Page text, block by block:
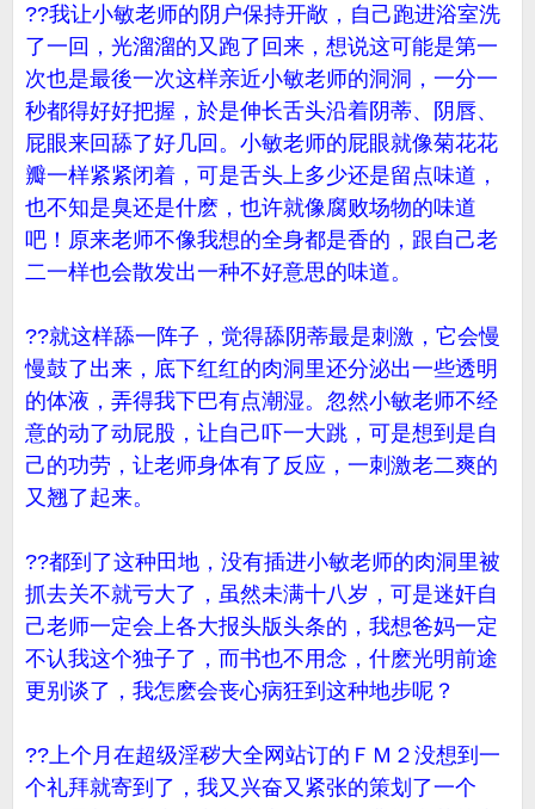
??我让小敏老师的阴户保持开敞，自己跑进浴室洗
了一回，光溜溜的又跑了回来，想说这可能是第一
次也是最後一次这样亲近小敏老师的洞洞，一分一
秒都得好好把握，於是伸长舌头沿着阴蒂、阴唇、
屁眼来回舔了好几回。小敏老师的屁眼就像菊花花
瓣一样紧紧闭着，可是舌头上多少还是留点味道，
也不知是臭还是什麽，也许就像腐败场物的味道
吧！原来老师不像我想的全身都是香的，跟自己老
二一样也会散发出一种不好意思的味道。
??就这样舔一阵子，觉得舔阴蒂最是刺激，它会慢
慢鼓了出来，底下红红的肉洞里还分泌出一些透明
的体液，弄得我下巴有点潮湿。忽然小敏老师不经
意的动了动屁股，让自己吓一大跳，可是想到是自
己的功劳，让老师身体有了反应，一刺激老二爽的
又翘了起来。
??都到了这种田地，没有插进小敏老师的肉洞里被
抓去关不就亏大了，虽然未满十八岁，可是迷奸自
己老师一定会上各大报头版头条的，我想爸妈一定
不认我这个独子了，而书也不用念，什麽光明前途
更别谈了，我怎麽会丧心病狂到这种地步呢？
??上个月在超级淫秽大全网站订的ＦＭ２没想到一
个礼拜就寄到了，我又兴奋又紧张的策划了一个